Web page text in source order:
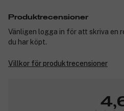
Produktrecensioner
Vänligen logga in för att skriva en
du har köpt.
Villkor för produktrecensioner